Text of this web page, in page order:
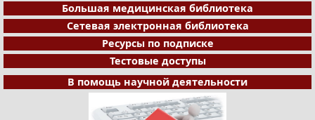
Большая медицинская библиотека
Сетевая электронная библиотека
Ресурсы по подписке
Тестовые доступы
В помощь научной деятельности